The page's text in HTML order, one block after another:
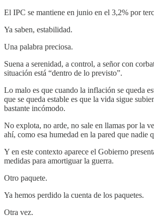
El IPC se mantiene en junio en el 3,2% por
Ya saben, estabilidad.
Una palabra preciosa.
Suena a serenidad, a control, a señor con
situación está “dentro de lo previsto”.
Lo malo es que cuando la inflación se queda
que se queda estable es que la vida sigue
bastante incómodo.
No explota, no arde, no sale en llamas por la
ahí, como esa humedad en la pared que nadie
Y en este contexto aparece el Gobierno
medidas para amortiguar la guerra.
Otro paquete.
Ya hemos perdido la cuenta de los paquetes.
Otra vez.